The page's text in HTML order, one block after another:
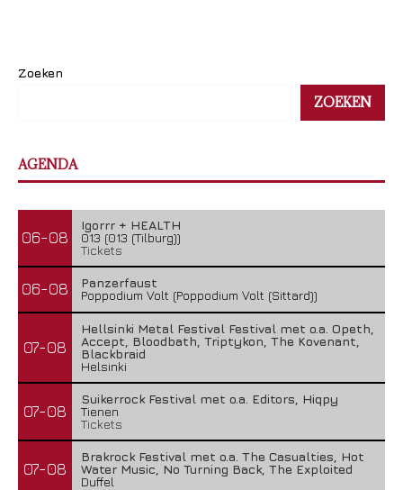
Zoeken
ZOEKEN
AGENDA
06-08
Igorrr + HEALTH
013 (013 (Tilburg))
Tickets
06-08
Panzerfaust
Poppodium Volt (Poppodium Volt (Sittard))
07-08
Hellsinki Metal Festival Festival met o.a. Opeth,
Accept, Bloodbath, Triptykon, The Kovenant,
Blackbraid
Helsinki
07-08
Suikerrock Festival met o.a. Editors, Hiqpy
Tienen
Tickets
07-08
Brakrock Festival met o.a. The Casualties, Hot
Water Music, No Turning Back, The Exploited
Duffel